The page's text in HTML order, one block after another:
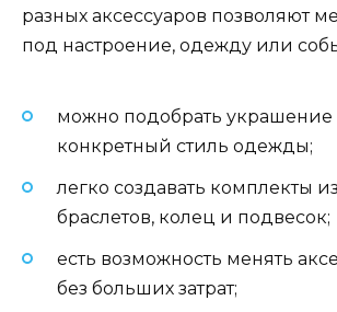
разных аксессуаров позволяют
под настроение, одежду или
можно подобрать украшение
конкретный стиль одежды;
легко создавать комплекты
браслетов, колец и подвесок;
есть возможность менять
без больших затрат;